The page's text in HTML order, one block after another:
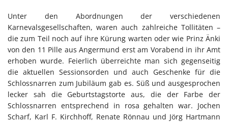
Unter den Abordnungen der verschiedenen
Karnevalsgesellschaften, waren auch zahlreiche Tollitäten –
die zum Teil noch auf ihre Kürung warten oder wie Prinz Änki
von den 11 Pille aus Angermund erst am Vorabend in ihr Amt
erhoben wurde. Feierlich überreichte man sich gegenseitig
die aktuellen Sessionsorden und auch Geschenke für die
Schlossnarren zum Jubiläum gab es. Süß und ausgesprochen
lecker sah die Geburtstagstorte aus, die der Farbe der
Schlossnarren entsprechend in rosa gehalten war. Jochen
Scharf, Karl F. Kirchhoff, Renate Rönnau und Jörg Hartmann